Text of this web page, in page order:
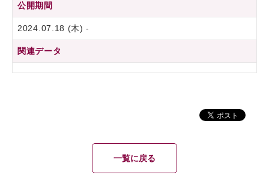
公開期間
2024.07.18 (木) -
関連データ
一覧に戻る